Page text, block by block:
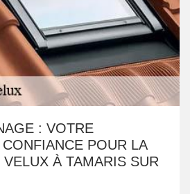
: VOTRE
POUR LA
À TAMARIS SUR